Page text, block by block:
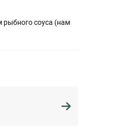
рыбного соуса (нам